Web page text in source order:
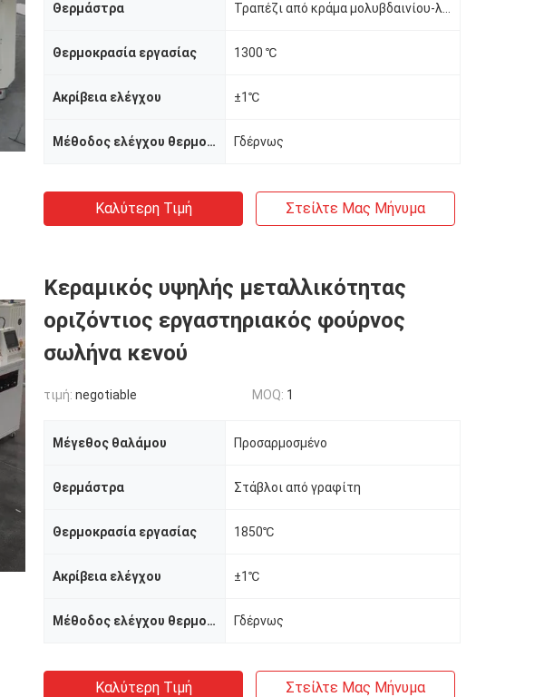
Θερμάστρα
Θερμοκρασία εργασίας 1300 ℃
Ακρίβεια ελέγχου ±1℃
Μέθοδος ελέγχου θερμοκρασίας Γδέρνως
Καλύτερη Τιμή Στείλτε Μας Μήνυμα
Κεραμικός υψηλής μεταλλικότητας
οριζόντιος εργαστηριακός φούρνος
σωλήνα κενού
τιμή: negotiable MOQ: 1
Μέγεθος θαλάμου Προσαρμοσμένο
Θερμάστρα Στάβλοι από γραφίτη
Θερμοκρασία εργασίας 1850℃
Ακρίβεια ελέγχου ±1℃
Μέθοδος ελέγχου θερμοκρασίας Γδέρνως
Καλύτερη Τιμή Στείλτε Μας Μήνυμα